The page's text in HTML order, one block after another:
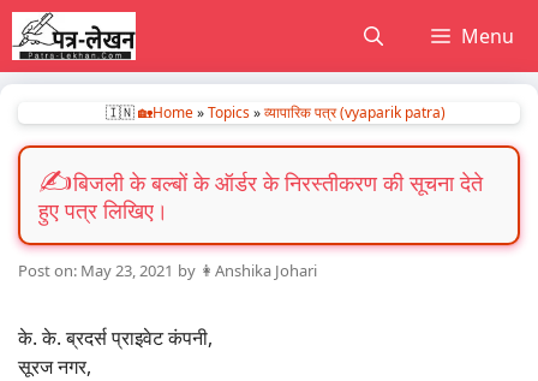
Skip
to
content
Menu
🇮🇳 🏡Home»Topics»व्यापारिक पत्र (vyaparik patra)
बिजली के बल्बों के ऑर्डर के निरस्तीकरण की सूचना देते
हुए पत्र लिखिए।
May 23, 2021 by 👩Anshika Johari
के. के. ब्रदर्स प्राइवेट कंपनी,
सूरज नगर,